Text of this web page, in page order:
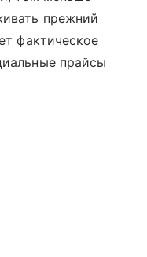
прежний
фактическое
прайсы